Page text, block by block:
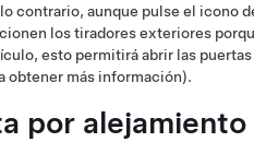
contrario, aunque pulse el icono
los tiradores exteriores
esto permitirá abrir las
obtener más información).
por alejamiento